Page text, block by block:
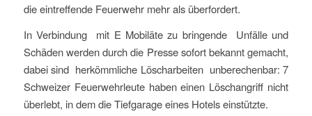
die eintreffende Feuerwehr mehr als überfordert.
In Verbindung mit E Mobiläte zu bringende Unfälle und
Schäden werden durch die Presse sofort bekannt gemacht,
dabei sind herkömmliche Löscharbeiten unberechenbar: 7
Schweizer Feuerwehrleute haben einen Löschangriff nicht
überlebt, in dem die Tiefgarage eines Hotels einstützte.